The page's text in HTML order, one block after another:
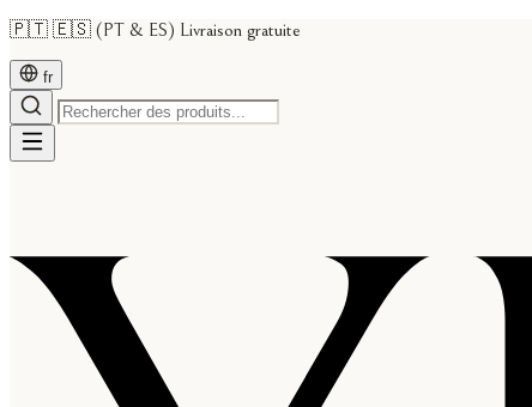
🇵🇹 🇪🇸 (PT & ES) Livraison gratuite
fr